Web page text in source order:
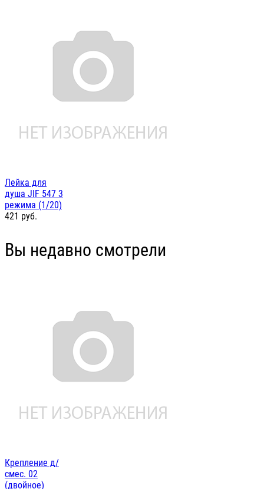
Лейка для
душа JIF 547 3
режима (1/20)
421 руб.
Вы недавно смотрели
Крепление д/
смес. 02
(двойное)